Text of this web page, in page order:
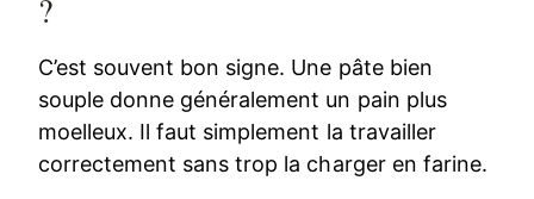
?
C’est souvent bon signe. Une pâte bien
souple donne généralement un pain plus
moelleux. Il faut simplement la travailler
correctement sans trop la charger en farine.